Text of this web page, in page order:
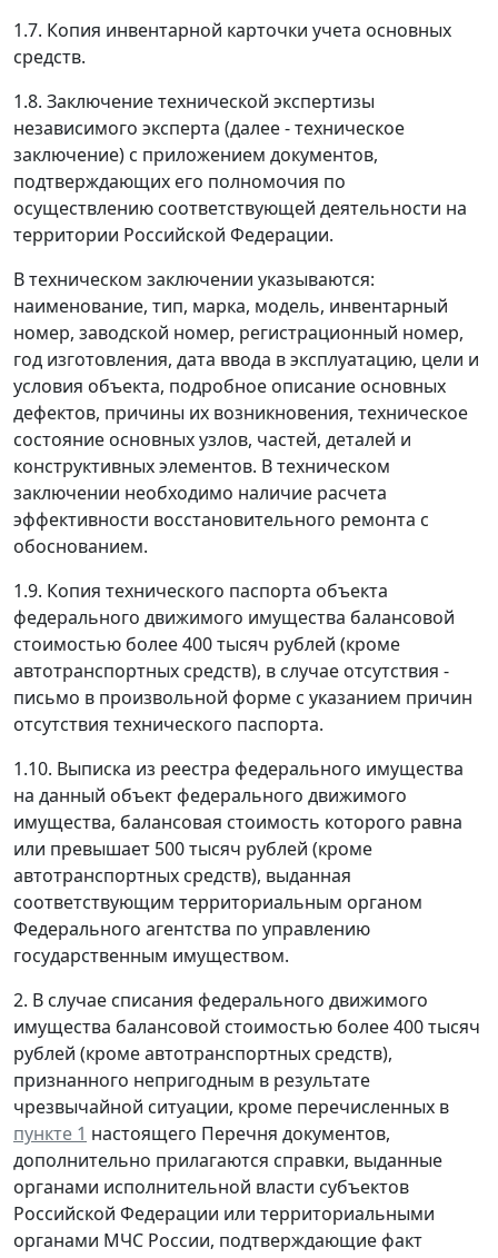
1.7. Копия инвентарной карточки учета основных
средств.
1.8. Заключение технической экспертизы
независимого эксперта (далее - техническое
заключение) с приложением документов,
подтверждающих его полномочия по
осуществлению соответствующей деятельности на
территории Российской Федерации.
В техническом заключении указываются:
наименование, тип, марка, модель, инвентарный
номер, заводской номер, регистрационный номер,
год изготовления, дата ввода в эксплуатацию, цели и
условия объекта, подробное описание основных
дефектов, причины их возникновения, техническое
состояние основных узлов, частей, деталей и
конструктивных элементов. В техническом
заключении необходимо наличие расчета
эффективности восстановительного ремонта с
обоснованием.
1.9. Копия технического паспорта объекта
федерального движимого имущества балансовой
стоимостью более 400 тысяч рублей (кроме
автотранспортных средств), в случае отсутствия -
письмо в произвольной форме с указанием причин
отсутствия технического паспорта.
1.10. Выписка из реестра федерального имущества
на данный объект федерального движимого
имущества, балансовая стоимость которого равна
или превышает 500 тысяч рублей (кроме
автотранспортных средств), выданная
соответствующим территориальным органом
Федерального агентства по управлению
государственным имуществом.
2. В случае списания федерального движимого
имущества балансовой стоимостью более 400 тысяч
рублей (кроме автотранспортных средств),
признанного непригодным в результате
чрезвычайной ситуации, кроме перечисленных в
пункте 1 настоящего Перечня документов,
дополнительно прилагаются справки, выданные
органами исполнительной власти субъектов
Российской Федерации или территориальными
органами МЧС России, подтверждающие факт